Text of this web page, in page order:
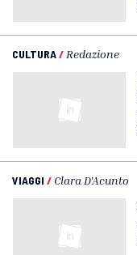
CULTURA/ Redazione
VIAGGI / Clara D'Acunto